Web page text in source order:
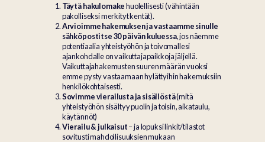
Täytä hakulomakehuolellisesti (vähintään
pakolliseksi merkityt kentät).
Arvioimme hakemuksen ja vastaamme sinulle
sähköpostitse 30 päivän kuluessa, jos näemme
potentiaalia yhteistyöhön ja toivomallesi
ajankohdalle on vaikuttajapaikkoja jäljellä.
Vaikuttajahakemusten suuren määrän vuoksi
emme pysty vastaamaan hylättyihin hakemuksiin
henkilökohtaisesti.
Sovimme vierailusta ja sisällöstä(mitä
yhteistyöhön sisältyy puolin ja toisin, aikataulu,
käytännöt)
Vierailu & julkaisut– ja lopuksi linkit/tilastot
sovitusti mahdollisuuksien mukaan